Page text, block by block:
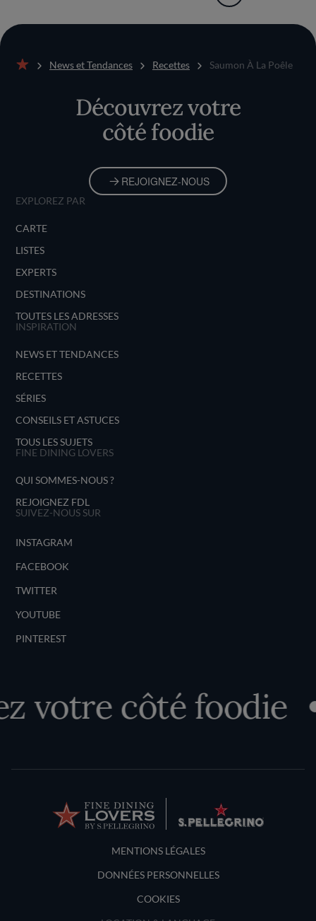
News et Tendances Recettes Saumon À La Poêle
Découvrez votre
côté foodie
REJOIGNEZ-NOUS
EXPLOREZ PAR
CARTE
LISTES
EXPERTS
DESTINATIONS
TOUTES LES ADRESSES
INSPIRATION
NEWS ET TENDANCES
RECETTES
SÉRIES
CONSEILS ET ASTUCES
TOUS LES SUJETS
FINE DINING LOVERS
QUI SOMMES-NOUS ?
REJOIGNEZ FDL
SUIVEZ-NOUS SUR
INSTAGRAM
FACEBOOK
TWITTER
YOUTUBE
PINTEREST
votre côté foodie
Terms and Conditions
MENTIONS LÉGALES
DONNÉES PERSONNELLES
COOKIES